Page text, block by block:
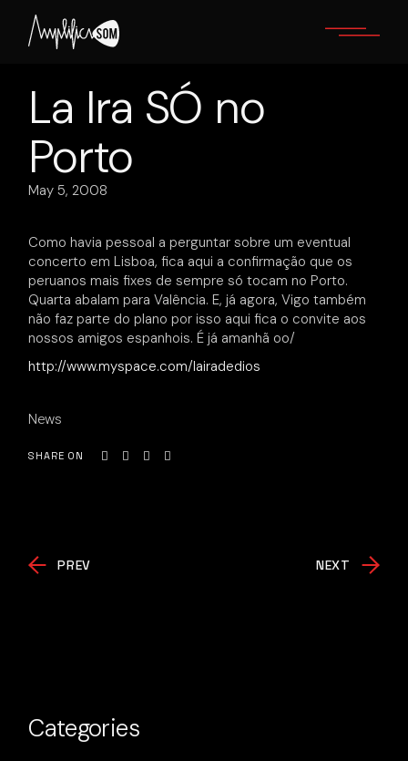
content
La Ira SÓ no
Porto
May 5, 2008
Como havia pessoal a perguntar sobre um eventual
concerto em Lisboa, fica aqui a confirmação que os
peruanos mais fixes de sempre só tocam no Porto.
Quarta abalam para Valência. E, já agora, Vigo também
não faz parte do plano por isso aqui fica o convite aos
nossos amigos espanhois. É já amanhã oo/
http://www.myspace.com/lairadedios
News
SHARE ON
PREV NEXT
Categories